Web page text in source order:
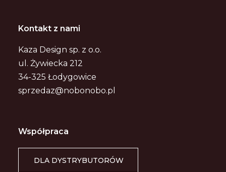
Kontakt z nami
Kaza Design sp. z o.o.
ul. Żywiecka 212
34-325 Łodygowice
sprzedaz@nobonobo.pl
Współpraca
DLA DYSTRYBUTORÓW